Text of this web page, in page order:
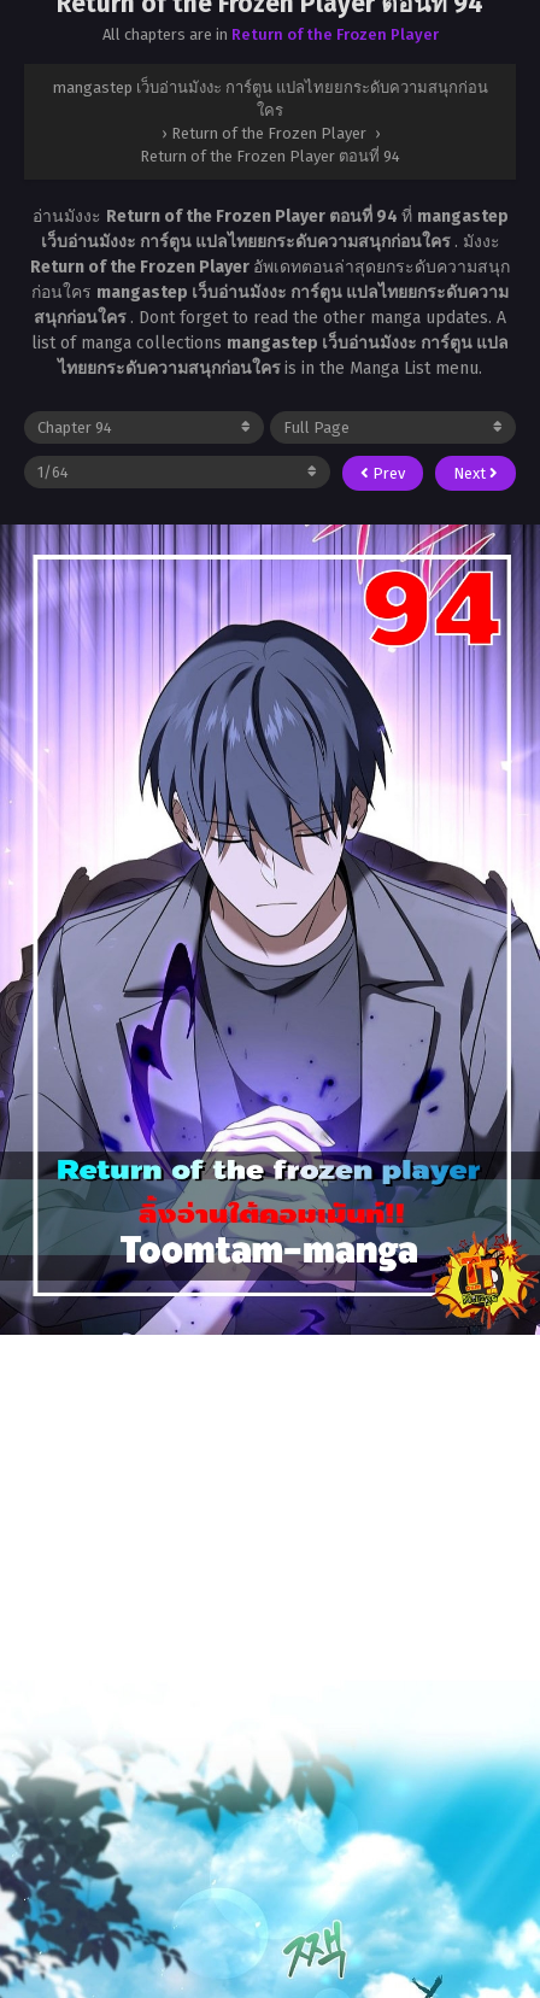
All chapters are in Return of the Frozen Player
mangastep เว็บอ่านมังงะ การ์ตูน แปลไทยยกระดับความสนุกก่อน
ใคร
› Return of the Frozen Player ›
Return of the Frozen Player ตอนที่ 94
อ่านมังงะ Return of the Frozen Player ตอนที่ 94 ที่ mangastep
เว็บอ่านมังงะ การ์ตูน แปลไทยยกระดับความสนุกก่อนใคร . มังงะ
Return of the Frozen Player อัพเดทตอนล่าสุดยกระดับความสนุก
ก่อนใคร mangastep เว็บอ่านมังงะ การ์ตูน แปลไทยยกระดับความ
สนุกก่อนใคร . Dont forget to read the other manga updates. A
list of manga collections mangastep เว็บอ่านมังงะ การ์ตูน แปล
ไทยยกระดับความสนุกก่อนใครis in the Manga List menu.
Prev Next